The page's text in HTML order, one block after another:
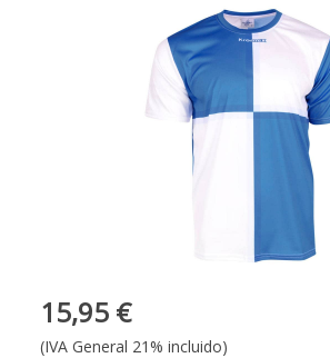
15,95 €
(IVA General 21% incluido)